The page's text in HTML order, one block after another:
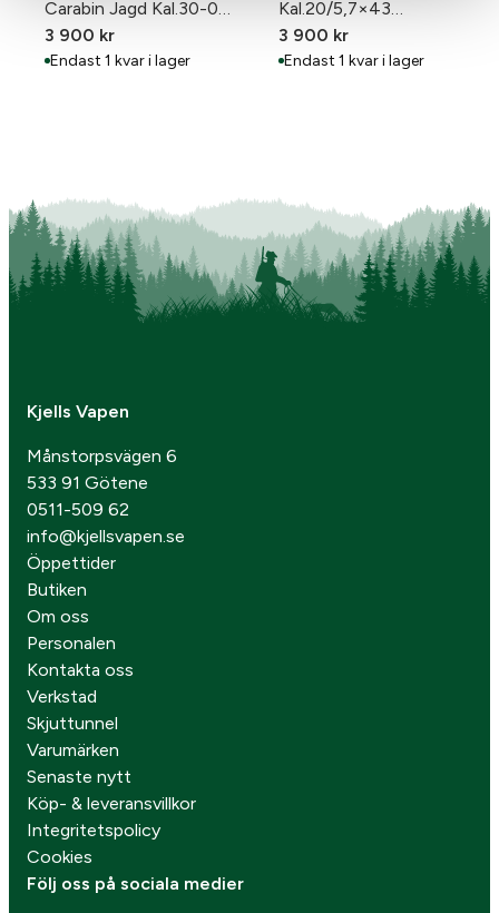
Carabin Jagd Kal.30-06
Nr:C031787
3 900 kr
Endast 1 kvar i lager
Kal.20/5,7×43
Nr:173996
3 900 kr
Endast 1 kvar i lager
Kjells Vapen
Månstorpsvägen 6
533 91 Götene
0511-509 62
info@kjellsvapen.se
Öppettider
Butiken
Om oss
Personalen
Kontakta oss
Verkstad
Skjuttunnel
Varumärken
Senaste nytt
Köp- & leveransvillkor
Integritetspolicy
Cookies
Följ oss på sociala medier